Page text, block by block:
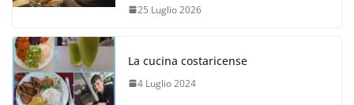
25 Luglio 2026
La cucina costaricense
4 Luglio 2024